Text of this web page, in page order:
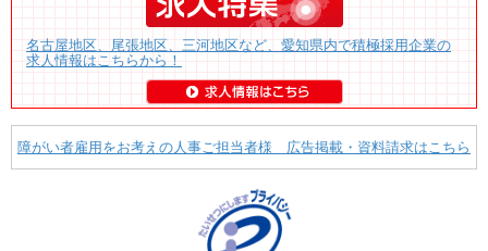
名古屋地区、尾張地区、三河地区など、愛知県内で積極採用企業の
求人情報はこちらから！
障がい者雇用をお考えの人事ご担当者様 広告掲載・資料請求はこちら